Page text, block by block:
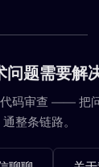
问题需要解
码审查 —— 把
通整条链路。